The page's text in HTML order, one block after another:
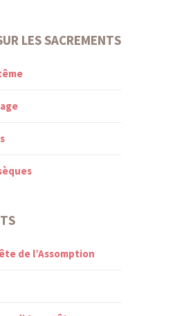
LES SACREMENTS
de l’Assomption